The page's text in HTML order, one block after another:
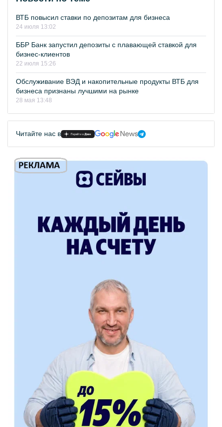
ВТБ повысил ставки по депозитам для бизнеса
24 июля 13:02
ББР Банк запустил депозиты с плавающей ставкой для
бизнес-клиентов
22 июля 15:26
Обслуживание ВЭД и накопительные продукты ВТБ для
бизнеса признаны лучшими на рынке
28 мая 13:48
Читайте нас в